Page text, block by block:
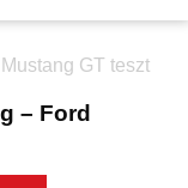
GT teszt
– Ford